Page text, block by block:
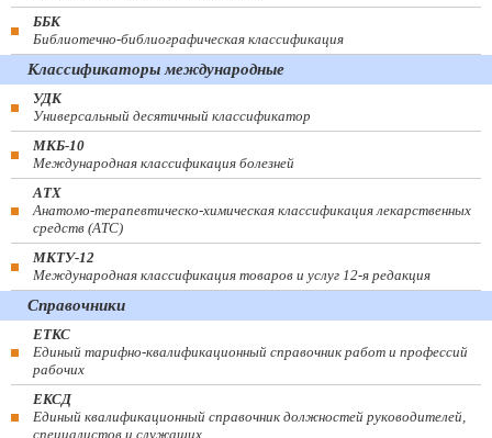
ББК
Библиотечно-библиографическая классификация
Классификаторы международные
УДК
Универсальный десятичный классификатор
МКБ-10
Международная классификация болезней
АТХ
Анатомо-терапевтическо-химическая классификация лекарственных
средств (ATC)
МКТУ-12
Международная классификация товаров и услуг 12-я редакция
Справочники
ЕТКС
Единый тарифно-квалификационный справочник работ и профессий
рабочих
ЕКСД
Единый квалификационный справочник должностей руководителей,
специалистов и служащих